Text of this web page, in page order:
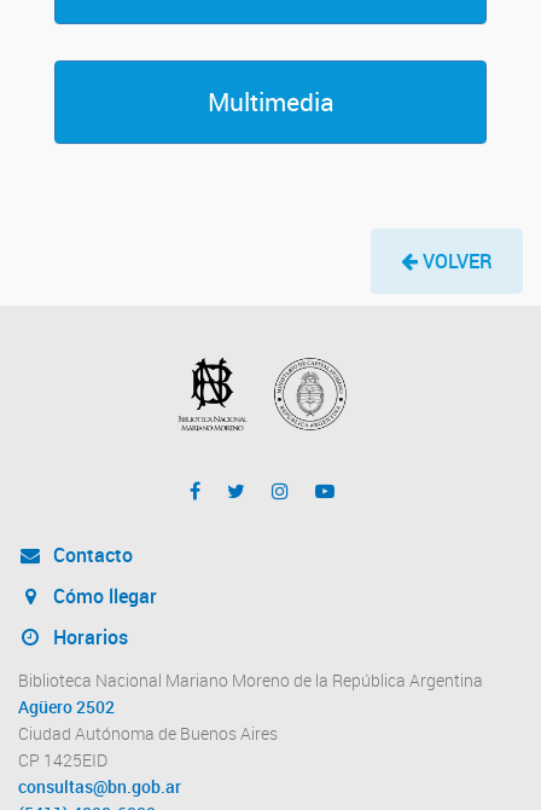
Multimedia
VOLVER
Contacto
Cómo llegar
Horarios
Biblioteca Nacional Mariano Moreno de la República Argentina
Agüero 2502
Ciudad Autónoma de Buenos Aires
CP 1425EID
consultas@bn.gob.ar